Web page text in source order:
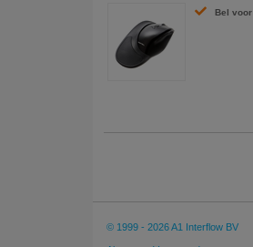
Bel
© 1999 - 2026 A1 Interflow BV